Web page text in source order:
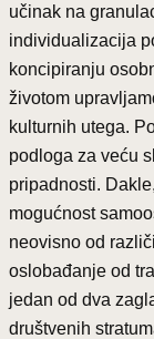
učinak na
individualizacija
koncipiranju
životom
kulturnih utega.
podloga za veću
pripadnosti.
mogućnost
neovisno od
oslobađanje od
jedan od dva
društvenih